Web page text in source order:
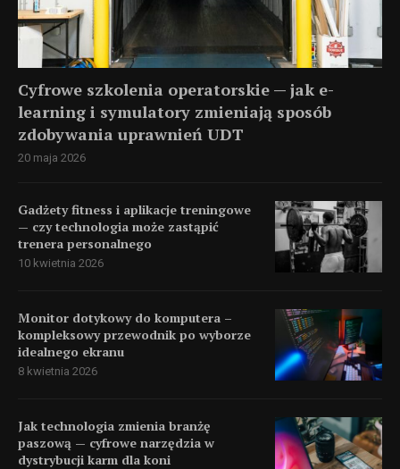
Cyfrowe szkolenia operatorskie — jak e-
learning i symulatory zmieniają sposób
zdobywania uprawnień UDT
20 maja 2026
Gadżety fitness i aplikacje treningowe
— czy technologia może zastąpić
trenera personalnego
10 kwietnia 2026
Monitor dotykowy do komputera –
kompleksowy przewodnik po wyborze
idealnego ekranu
8 kwietnia 2026
Jak technologia zmienia branżę
paszową — cyfrowe narzędzia w
dystrybucji karm dla koni